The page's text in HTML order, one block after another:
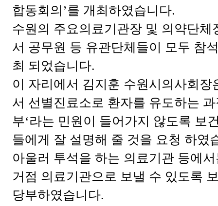
합동회의’를 개최하였습니다.
수원의 주요의료기관장 및 의약단체
서 공무원 등 유관단체들이 모두 참
최 되었습니다.
이 자리에서 김지훈 수원시의사회장
서 선별진료소로 환자를 유도하는
부‘라는 민원이 들어가지 않도록 보
들에게 잘 설명해 줄 것을 요청 하였
아울러 투석을 하는 의료기관 등에
거점 의료기관으로 보낼 수 있도록
당부하였습니다.